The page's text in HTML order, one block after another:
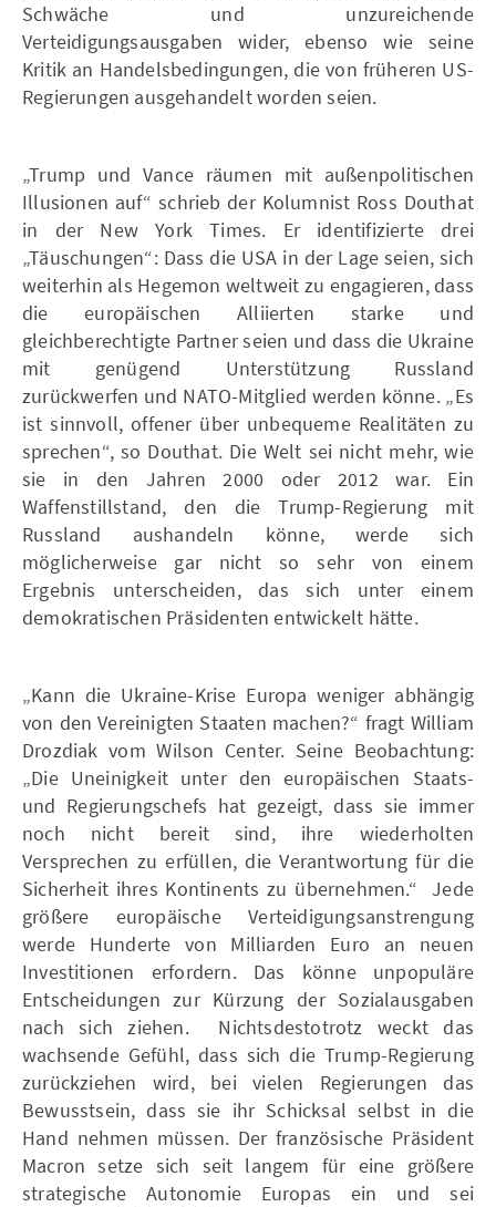
Schwäche und unzureichende
Verteidigungsausgaben wider, ebenso wie seine
Kritik an Handelsbedingungen, die von früheren US-
Regierungen ausgehandelt worden seien.
„Trump und Vance räumen mit außenpolitischen
Illusionen auf“ schrieb der Kolumnist Ross Douthat
in der New York Times. Er identifizierte drei
„Täuschungen“: Dass die USA in der Lage seien, sich
weiterhin als Hegemon weltweit zu engagieren, dass
die europäischen Alliierten starke und
gleichberechtigte Partner seien und dass die Ukraine
mit genügend Unterstützung Russland
zurückwerfen und NATO-Mitglied werden könne. „Es
ist sinnvoll, offener über unbequeme Realitäten zu
sprechen“, so Douthat. Die Welt sei nicht mehr, wie
sie in den Jahren 2000 oder 2012 war. Ein
Waffenstillstand, den die Trump-Regierung mit
Russland aushandeln könne, werde sich
möglicherweise gar nicht so sehr von einem
Ergebnis unterscheiden, das sich unter einem
demokratischen Präsidenten entwickelt hätte.
„Kann die Ukraine-Krise Europa weniger abhängig
von den Vereinigten Staaten machen?“ fragt William
Drozdiak vom Wilson Center. Seine Beobachtung:
„Die Uneinigkeit unter den europäischen Staats-
und Regierungschefs hat gezeigt, dass sie immer
noch nicht bereit sind, ihre wiederholten
Versprechen zu erfüllen, die Verantwortung für die
Sicherheit ihres Kontinents zu übernehmen.“ Jede
größere europäische Verteidigungsanstrengung
werde Hunderte von Milliarden Euro an neuen
Investitionen erfordern. Das könne unpopuläre
Entscheidungen zur Kürzung der Sozialausgaben
nach sich ziehen. Nichtsdestotrotz weckt das
wachsende Gefühl, dass sich die Trump-Regierung
zurückziehen wird, bei vielen Regierungen das
Bewusstsein, dass sie ihr Schicksal selbst in die
Hand nehmen müssen. Der französische Präsident
Macron setze sich seit langem für eine größere
strategische Autonomie Europas ein und sei